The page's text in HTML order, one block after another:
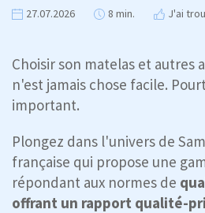
27.07.2026 8 min. J'ai
Choisir son matelas et autres
n'est jamais chose facile.
important.
Plongez dans l'univers de
française qui propose une
répondant aux normes de
offrant un rapport qualité-